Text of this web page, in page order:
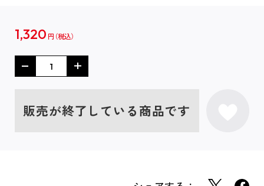
1,320 円
販売が終了している商品です